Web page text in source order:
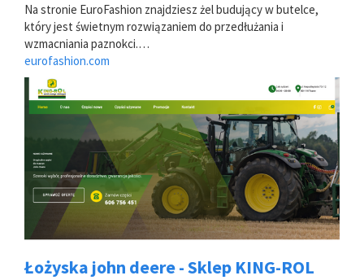
Na stronie EuroFashion znajdziesz żel budujący w butelce,
który jest świetnym rozwiązaniem do przedłużania i
wzmacniania paznokci.…
eurofashion.com
Łożyska john deere - Sklep KING-ROL